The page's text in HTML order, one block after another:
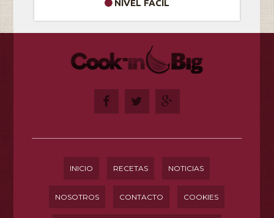
NIVEL FÁCIL
INICIO RECETAS NOTICIAS
NOSOTROS CONTACTO COOKIES